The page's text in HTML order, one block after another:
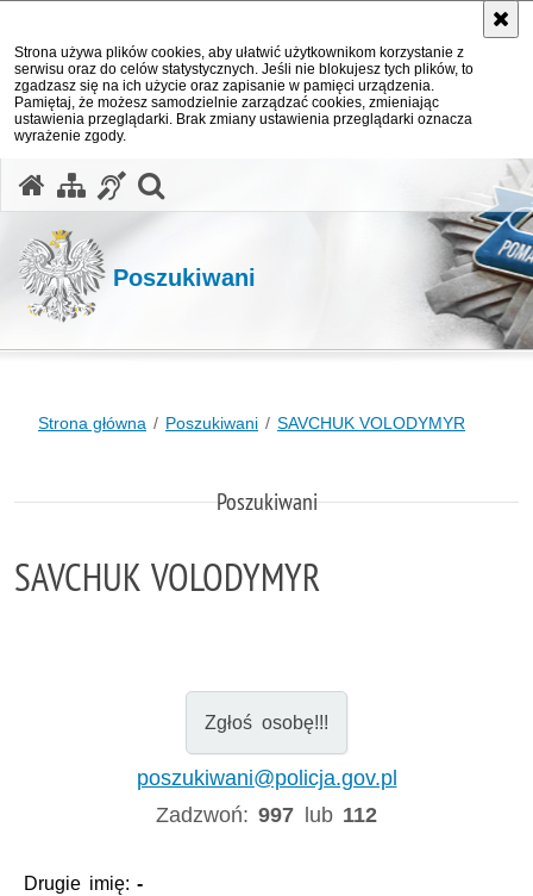
Strona używa plików cookies, aby ułatwić użytkownikom korzystanie z
serwisu oraz do celów statystycznych. Jeśli nie blokujesz tych plików, to
zgadzasz się na ich użycie oraz zapisanie w pamięci urządzenia.
Pamiętaj, że możesz samodzielnie zarządzać cookies, zmieniając
ustawienia przeglądarki. Brak zmiany ustawienia przeglądarki oznacza
wyrażenie zgody.
Poszukiwani
Strona główna Poszukiwani SAVCHUK VOLODYMYR
Poszukiwani
SAVCHUK VOLODYMYR
Zgłoś osobę!!!
poszukiwani@policja.gov.pl
Zadzwoń:997 lub 112
Drugie imię:-